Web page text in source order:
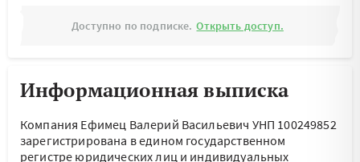
Доступно по подписке. Открыть доступ.
Информационная выписка
Компания Ефимец Валерий Васильевич УНП 100249852
зарегистрирована в едином государственном
регистре юридических лиц и индивидуальных